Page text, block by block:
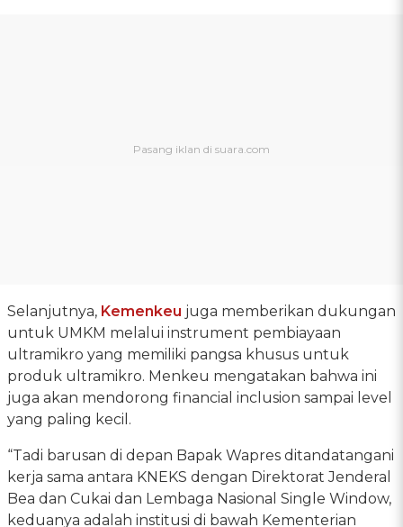
Selanjutnya, Kemenkeu juga memberikan dukungan
untuk UMKM melalui instrument pembiayaan
ultramikro yang memiliki pangsa khusus untuk
produk ultramikro. Menkeu mengatakan bahwa ini
juga akan mendorong financial inclusion sampai level
yang paling kecil.
“Tadi barusan di depan Bapak Wapres ditandatangani
kerja sama antara KNEKS dengan Direktorat Jenderal
Bea dan Cukai dan Lembaga Nasional Single Window,
keduanya adalah institusi di bawah Kementerian